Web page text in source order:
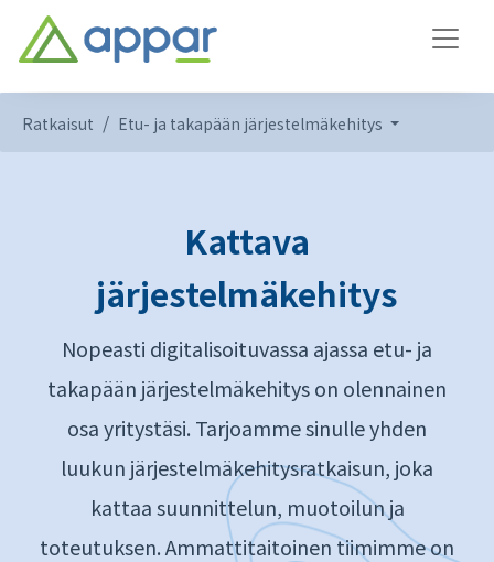
Ratkaisut Etu- ja takapään järjestelmäkehitys
Kattava
järjestelmäkehitys
Nopeasti digitalisoituvassa ajassa etu- ja
takapään järjestelmäkehitys on olennainen
osa yritystäsi. Tarjoamme sinulle yhden
luukun järjestelmäkehitysratkaisun, joka
kattaa suunnittelun, muotoilun ja
toteutuksen. Ammattitaitoinen tiimimme on